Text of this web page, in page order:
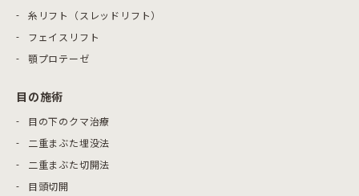
糸リフト（スレッドリフト）
フェイスリフト
顎プロテーゼ
目の施術
目の下のクマ治療
二重まぶた埋没法
二重まぶた切開法
目頭切開